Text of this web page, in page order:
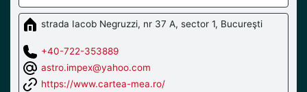
strada Iacob Negruzzi, nr 37 A, sector 1, Bucureşti
+40-722-353889
astro.impex@yahoo.com
https://www.cartea-mea.ro/